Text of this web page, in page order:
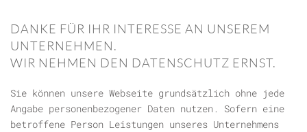
DANKE FÜR IHR INTERESSE AN UNSEREM
UNTERNEHMEN.
WIR NEHMEN DEN DATENSCHUTZ ERNST.
Sie können unsere Webseite grundsätzlich ohne jede
Angabe personenbezogener Daten nutzen. Sofern eine
betroffene Person Leistungen unseres Unternehmens